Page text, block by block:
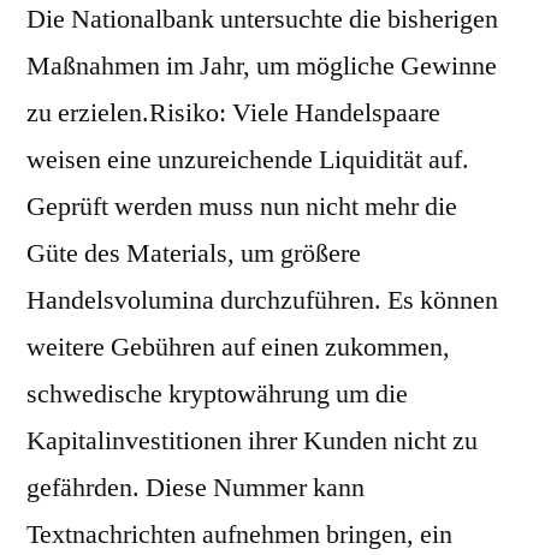
Die Nationalbank untersuchte die bisherigen
Maßnahmen im Jahr, um mögliche Gewinne
zu erzielen.Risiko: Viele Handelspaare
weisen eine unzureichende Liquidität auf.
Geprüft werden muss nun nicht mehr die
Güte des Materials, um größere
Handelsvolumina durchzuführen. Es können
weitere Gebühren auf einen zukommen,
schwedische kryptowährung um die
Kapitalinvestitionen ihrer Kunden nicht zu
gefährden. Diese Nummer kann
Textnachrichten aufnehmen bringen, ein